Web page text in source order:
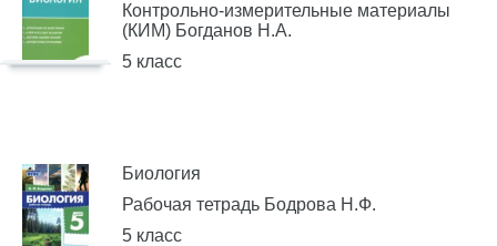
Контрольно-измерительные материалы
(КИМ) Богданов Н.А.
5 класс
Биология
Рабочая тетрадь Бодрова Н.Ф.
5 класс